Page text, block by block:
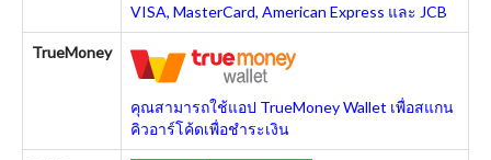
VISA, MasterCard, American Express และ JCB
TrueMoney
คุณสามารถใช้แอป TrueMoney Wallet เพื่อสแกน
คิวอาร์โค้ดเพื่อชำระเงิน